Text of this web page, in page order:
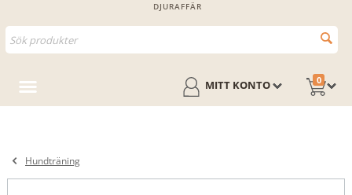
DJURAFFÄR
0
MITT KONTO
Hundträning